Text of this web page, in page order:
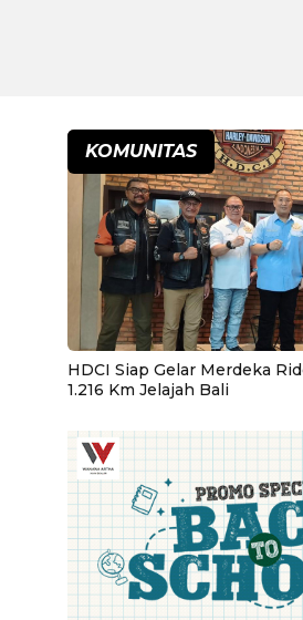
KOMUNITAS
HDCI Siap Gelar Merdeka
1.216 Km Jelajah Bali